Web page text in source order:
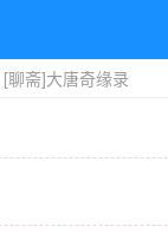
[聊斋]大唐奇缘录